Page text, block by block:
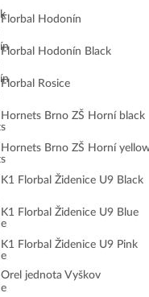
Florbal Hodonín
Florbal Hodonín Black
Florbal Rosice
Hornets Brno ZŠ Horní black
Hornets Brno ZŠ Horní
K1 Florbal Židenice U9 Black
K1 Florbal Židenice U9 Blue
K1 Florbal Židenice U9 Pink
Orel jednota Vyškov